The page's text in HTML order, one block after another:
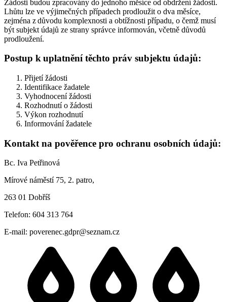
Žádosti budou zpracovány do jednoho měsíce od obdržení žádosti.
Lhůtu lze ve výjimečných případech prodloužit o dva měsíce,
zejména z důvodu komplexnosti a obtížnosti případu, o čemž musí
být subjekt údajů ze strany správce informován, včetně důvodů
prodloužení.
Postup k uplatnění těchto práv subjektu údajů:
Přijetí žádosti
Identifikace žadatele
Vyhodnocení žádosti
Rozhodnutí o žádosti
Výkon rozhodnutí
Informování žadatele
Kontakt na pověřence pro ochranu osobních údajů:
Bc. Iva Petřinová
Mírové náměstí 75, 2. patro,
263 01 Dobříš
Telefon: 604 313 764
E-mail: poverenec.gdpr@seznam.cz